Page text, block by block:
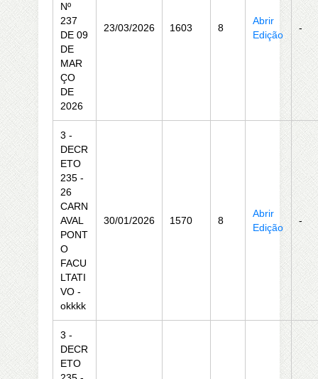
Nº
237
DE 09
DE
MAR
ÇO
DE
2026
23/03/2026 1603 8
Abrir
Edição
-
3 -
DECR
ETO
235 -
26
CARN
AVAL
PONT
O
FACU
LTATI
VO -
okkkk
30/01/2026 1570 8
Abrir
Edição
-
3 -
DECR
ETO